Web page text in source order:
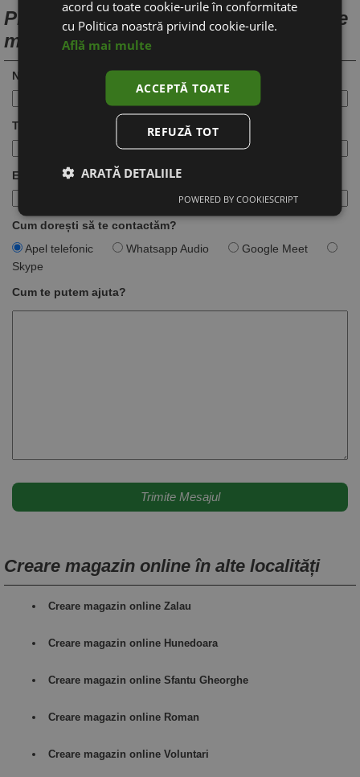
Programează o discuție pentru creare
magazin online
Nume:
Telefon:
Email:
Cum dorești să te contactăm?
Apel telefonic
Whatsapp Audio
Google Meet
Skype
Cum te putem ajuta?
Creare magazin online în alte localități
Creare magazin online Zalau
Creare magazin online Hunedoara
Creare magazin online Sfantu Gheorghe
Creare magazin online Roman
Creare magazin online Voluntari
acord cu toate cookie-urile în conformitate
cu Politica noastră privind cookie-urile.
Află mai multe
ACCEPTĂ TOATE
REFUZĂ TOT
ARATĂ DETALIILE
POWERED BY COOKIESCRIPT